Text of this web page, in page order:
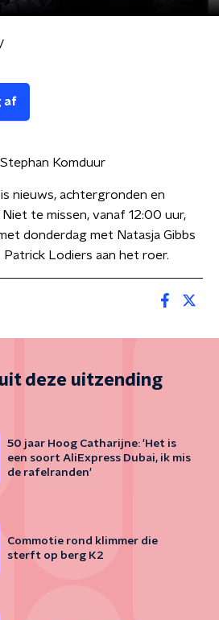
af
Stephan Komduur
nieuws, achtergronden en
te missen, vanaf 12:00 uur,
donderdag met Natasja Gibbs
Lodiers aan het roer.
deze uitzending
50 jaar Hoog Catharijne: 'Het is
een soort AliExpress Dubai, ik mis
de rafelranden'
Commotie rond klimmer die
sterft op berg K2